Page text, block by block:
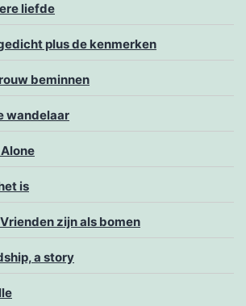
liefde
plus de kenmerken
beminnen
wandelaar
is
zijn als bomen
a story